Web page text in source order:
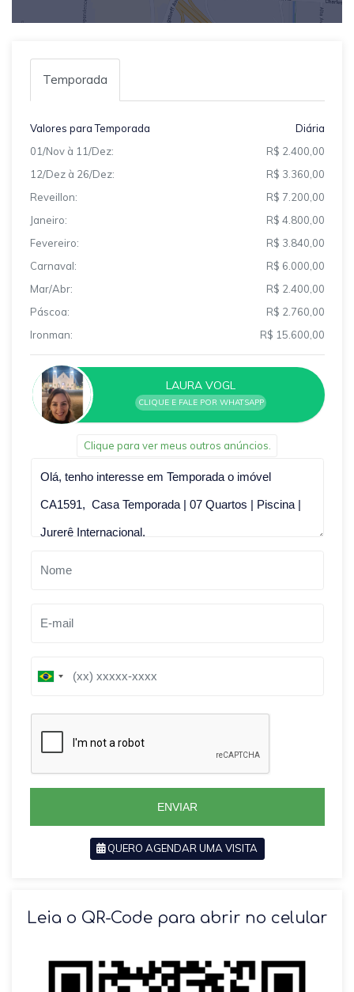
Temporada
Valores para Temporada
Diária
01/Nov à 11/Dez:
R$ 2.400,00
12/Dez à 26/Dez:
R$ 3.360,00
Reveillon:
R$ 7.200,00
Janeiro:
R$ 4.800,00
Fevereiro:
R$ 3.840,00
Carnaval:
R$ 6.000,00
Mar/Abr:
R$ 2.400,00
Páscoa:
R$ 2.760,00
Ironman:
R$ 15.600,00
LAURA VOGL
CLIQUE E FALE POR WHATSAPP
Clique para ver meus outros anúncios.
B
i
5
5
ENVIAR
QUERO AGENDAR UMA VISITA
Leia o QR-Code para abrir no celular